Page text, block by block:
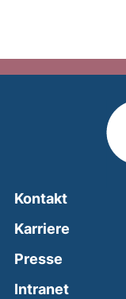
Kontakt
Karriere
Presse
Intranet